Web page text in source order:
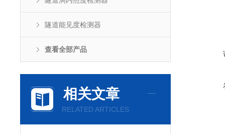
隧道能见度检测器
查看全部产品
相关文章
RELATED ARTICLES